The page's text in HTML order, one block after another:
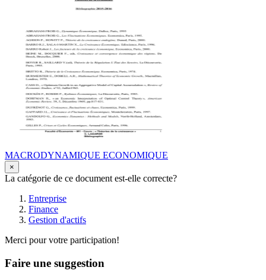
MACRODYNAMIQUE ECONOMIQUE
×
La catégorie de ce document est-elle correcte?
Entreprise
Finance
Gestion d'actifs
Merci pour votre participation!
Faire une suggestion